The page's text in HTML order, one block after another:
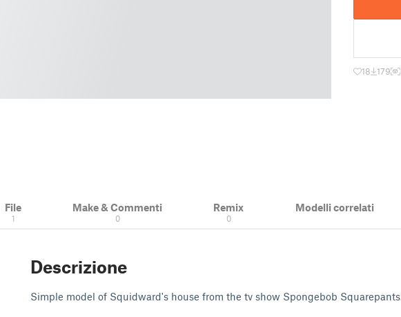
18 179
File
1
Make & Commenti
0
Remix
0
Modelli correlati
Descrizione
Simple model of Squidward's house from the tv show Spongebob